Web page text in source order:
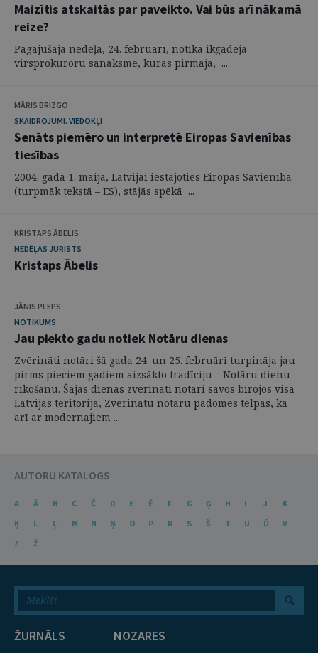
Maizītis atskaitās par paveikto. Vai būs arī nākamā
reize?
Pagājušajā nedēļā, 24. februārī, notika ikgadējā
virsprokuroru sanāksme, kuras pirmajā, ...
MĀRIS BRIZGO
SKAIDROJUMI. VIEDOKĻI
Senāts piemēro un interpretē Eiropas Savienības
tiesības
2004. gada 1. maijā, Latvijai iestājoties Eiropas Savienībā
(turpmāk tekstā – ES), stājās spēkā ...
KRISTAPS ĀBELIS
NEDĒĻAS JURISTS
Kristaps Ābelis
JĀNIS PLEPS
NOTIKUMS
Jau piekto gadu notiek Notāru dienas
Zvērināti notāri šā gada 24. un 25. februārī turpināja jau
pirms pieciem gadiem aizsākto tradīciju – Notāru dienu
rīkošanu. Šajās dienās zvērināti notāri savos birojos visā
Latvijas teritorijā, Zvērinātu notāru padomes telpās, kā
arī ar modernajiem ...
AUTORU KATALOGS
A Ā B C Č D E Ē F G Ģ H I J
K
Ķ
L Ļ M N Ņ O P R S Š T U Ū
V
Z
Ž
ŽURNĀLS
NOZARES